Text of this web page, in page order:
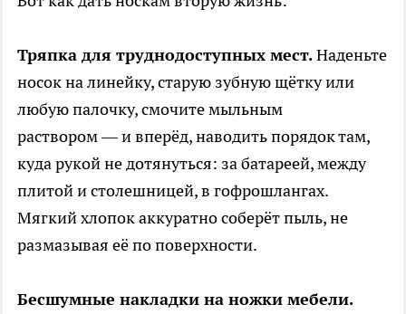
Тряпка для труднодоступных мест.Наденьте
носок на линейку, старую зубную щётку или
любую палочку, смочите мыльным
раствором — и вперёд, наводить порядок там,
куда рукой не дотянуться: за батареей, между
плитой и столешницей, в гофрошлангах.
Мягкий хлопок аккуратно соберёт пыль, не
размазывая её по поверхности.
Бесшумные накладки на ножки мебели.